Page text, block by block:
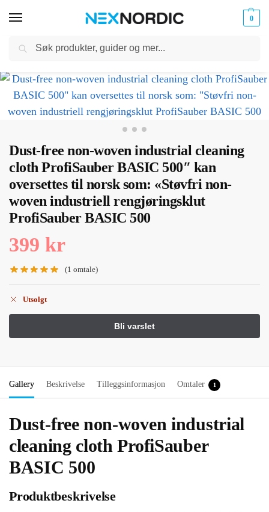
0
til
Kabler
Dust-free non-woven industrial cleaning
cloth ProfiSauber BASIC 500″ kan
oversettes til norsk som: «Støvfri non-
woven industriell rengjøringsklut
ProfiSauber BASIC 500
399 kr
(1 omtale)
Utsolgt
Gallery Beskrivelse Tilleggsinformasjon Omtaler 1
Dust-free non-woven industrial
cleaning cloth ProfiSauber
BASIC 500
Produktbeskrivelse